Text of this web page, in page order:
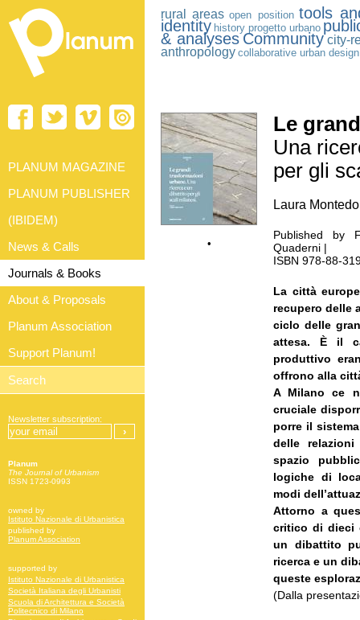
rural areas open position tools
identity history progetto urbano
& analyses Community city-
anthropology collaborative urban design
•
Le
Una
per gli
Laura
Published by
Quaderni |
ISBN 978-88-
La città
recupero delle
ciclo delle
attesa. È il
produttivo
offrono alla
A Milano ce
cruciale
porre il
delle
spazio
logiche di
modi
Attorno a
critico di dieci
un dibattito
ricerca e un
queste
(Dalla
PLANUM MAGAZINE
PLANUM PUBLISHER
(IBIDEM)
News & Calls
Journals & Books
About & Proposals
Planum Association
Support Planum!
Newsletter subscription:
Planum
The Journal of Urbanism
ISSN 1723-0993
owned by
Istituto Nazionale di Urbanistica
published by
Planum Association
supported by
Istituto Nazionale di Urbanistica
Società Italiana degli Urbanisti
Scuola di Architettura e Società
Politecnico di Milano